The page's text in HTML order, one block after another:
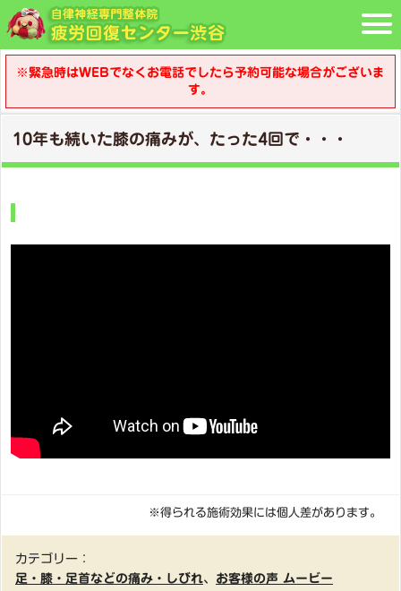
※緊急時はWEBでなくお電話でしたら予約可能な場合がございま
す。
10年も続いた膝の痛みが、たった4回で・・・
※得られる施術効果には個人差があります。
カテゴリー：
足・膝・足首などの痛み・しびれ 、 お客様の声 ムービー